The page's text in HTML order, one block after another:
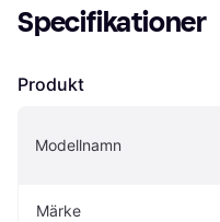
Specifikationer
Produkt
Modellnamn
Märke